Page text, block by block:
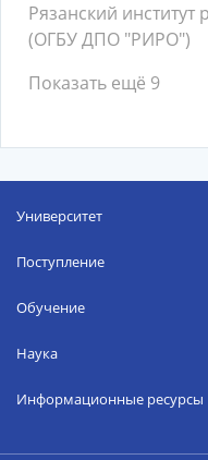
Рязанский институт
(ОГБУ ДПО "РИРО")
Показать ещё 9
Университет
Поступление
Обучение
Наука
Информационные ресурсы